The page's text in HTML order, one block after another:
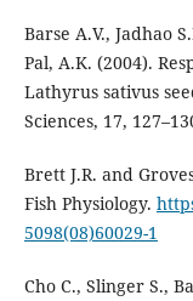
Barse A.V., Jadhao
Pal, A.K. (2004).
Lathyrus sativus
Sciences, 17,
Brett J.R. and
Fish Physiology.
5098(08)60029-1
Cho C., Slinger S.,